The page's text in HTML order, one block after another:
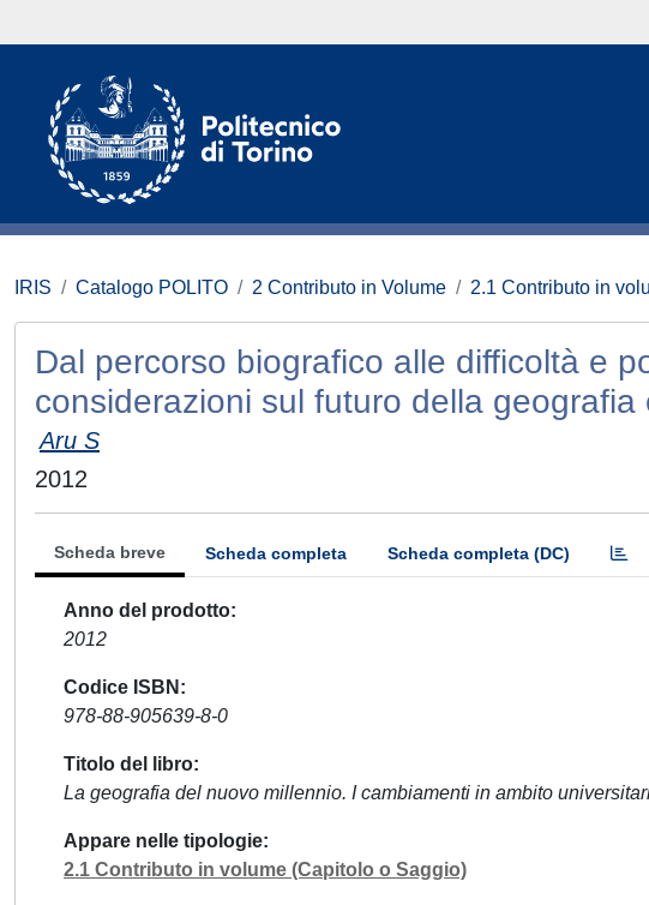
IRIS Catalogo POLITO 2 Contributo in Volume 2.1 Contributo in
Dal percorso biografico alle difficoltà e
considerazioni sul futuro della geografia
Aru S
2012
Scheda breve Scheda completa Scheda completa (DC)
Anno del prodotto
2012
Codice ISBN
978-88-905639-8-0
Titolo del libro
La geografia del nuovo millennio. I cambiamenti in ambito
Appare nelle tipologie
2.1 Contributo in volume (Capitolo o Saggio)